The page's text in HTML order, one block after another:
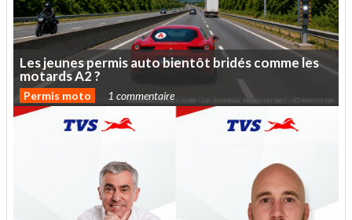
Lesjeunespermisautobientôt bridéscommeles
motardsA2?
Permis moto 1 commentaire